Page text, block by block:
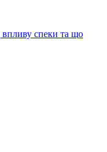
впливу спеки та що